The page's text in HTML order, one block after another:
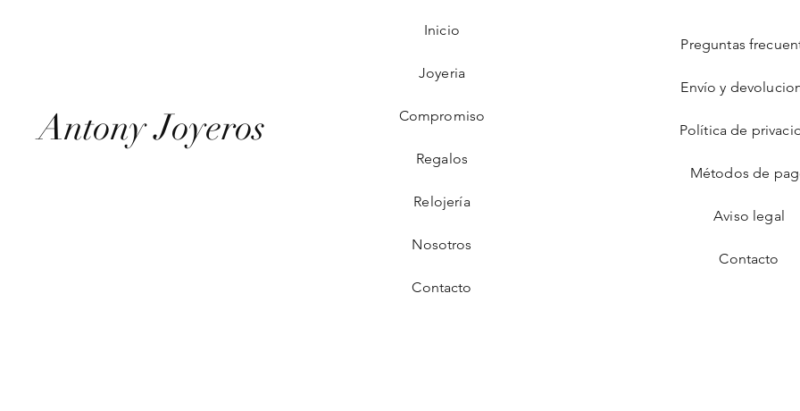
Antony Joyeros
Inicio
Joyeria
Compromiso
Regalos
Relojería
Nosotros
Contacto
Preguntas
Envío y
Política de
Métodos de
Aviso legal
Contacto